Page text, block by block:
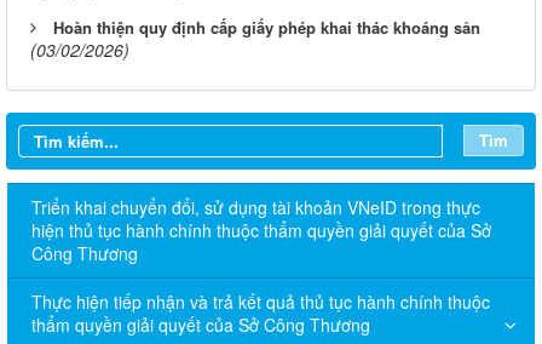
Hoàn thiện quy định cấp giấy phép khai thác khoáng sản
(03/02/2026)
Tìm
Triển khai chuyển đổi, sử dụng tài khoản VNeID trong thực
hiện thủ tục hành chính thuộc thẩm quyền giải quyết của Sở
Công Thương
Thực hiện tiếp nhận và trả kết quả thủ tục hành chính thuộc
thẩm quyền giải quyết của Sở Công Thương